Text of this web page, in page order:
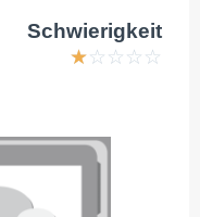
Schwierigkeit
☆☆☆☆☆